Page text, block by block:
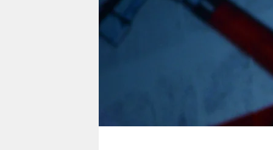
veranstaltungen
genossenschaft